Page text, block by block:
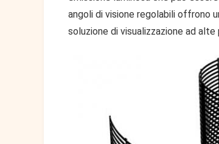
angoli di visione regolabili offrono
soluzione di visualizzazione ad alte